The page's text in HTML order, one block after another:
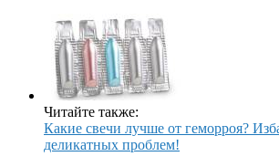
Читайте также:
Какие свечи лучше от геморроя?
деликатных проблем!